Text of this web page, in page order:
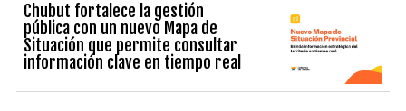
Chubut fortalece la gestión
pública con un nuevo Mapa de
Situación que permite consultar
información clave en tiempo real